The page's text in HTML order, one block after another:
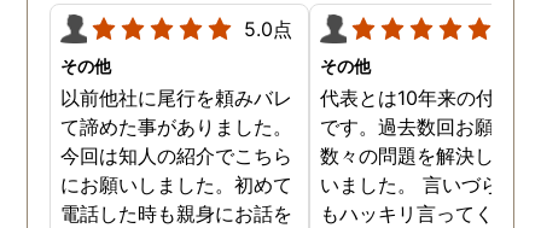
5.0点
その他
以前他社に尾行を頼みバレ
て諦めた事がありました。
今回は知人の紹介でこちら
にお願いしました。初めて
電話した時も親身にお話を
その他
代表とは10年来の付き合
です。過去数回お願いし
数々の問題を解決しても
いました。 言いづらい
もハッキリ言ってくれて